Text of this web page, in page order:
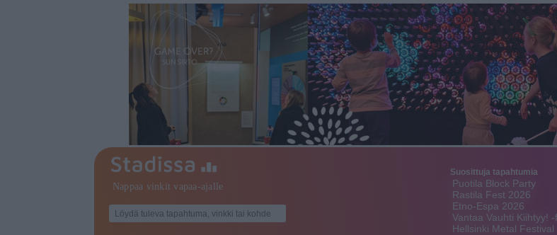
Suosittuja tapahtumia
Puotila Block Party
Rastila Fest 2026
Etno-Espa 2026
Vantaa Vauhti Kiihtyy!
Hellsinki Metal Festival